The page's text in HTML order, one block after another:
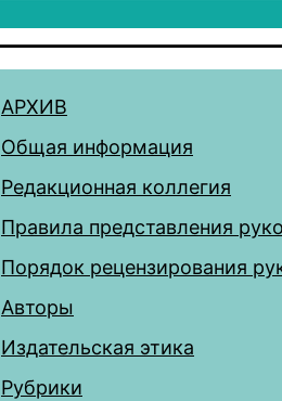
АРХИВ
Общая информация
Редакционная коллегия
Правила представления
Порядок рецензирования
Авторы
Издательская этика
Рубрики